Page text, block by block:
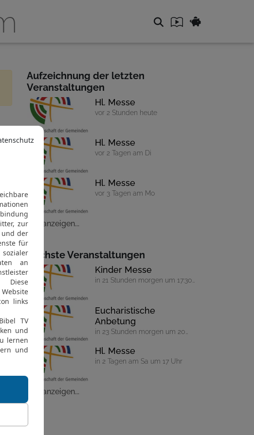
Aufzeichnung der letzten
Veranstaltungen
Hl. Messe
vor 2 Stunden heute
Hl. Messe
vor 2 Tagen am Di
Hl. Messe
vor 3 Tagen am Mo
alle anzeigen...
Nächste Veranstaltungen
Kinder Messe
in 21 Stunden morgen um 17:30
Eucharistische
Anbetung
in 23 Stunden morgen um 20
Hl. Messe
in 2 Tagen am Sa um 17 Uhr
alle anzeigen...